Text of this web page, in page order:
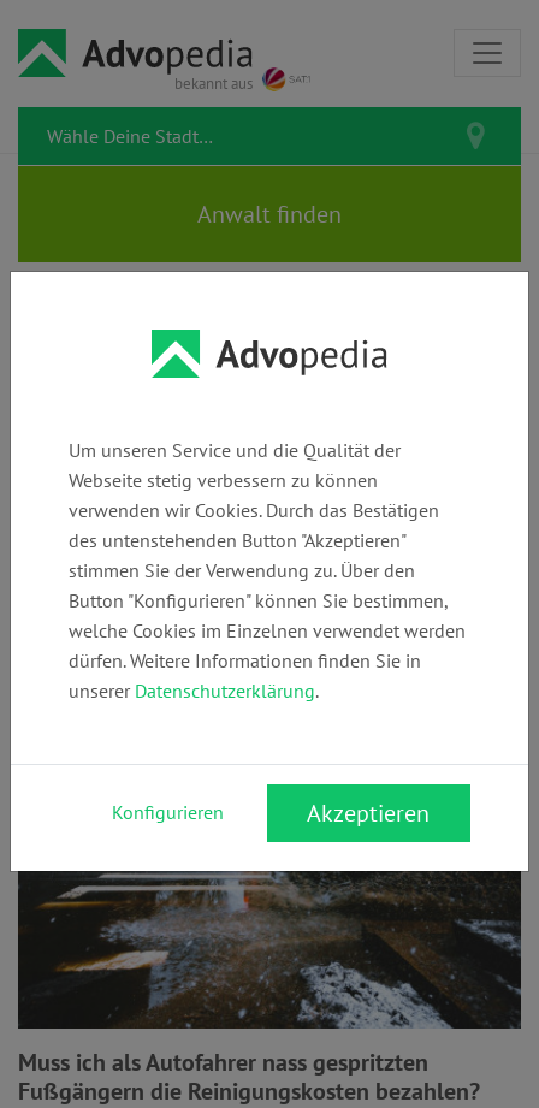
bekannt aus
Alle Artikel zur Kategorie
Hier geht es um das Bezahlen und Forderungen. Was kannst
Du tun, wenn eine Rechnung falsch ist? Wie gehst Du vor,
wenn Du Mahnungen bekommst? Und wie sicherst Du Dich
bei Online-Käufen ab? Mit diesen Infos behältst Du den
Überblick.
Reinigungskosten
Muss ich als Autofahrer nass gespritzten
Fußgängern die Reinigungskosten bezahlen?
Um unseren Service und die Qualität der
Webseite stetig verbessern zu können
verwenden wir Cookies. Durch das Bestätigen
des untenstehenden Button "Akzeptieren"
stimmen Sie der Verwendung zu. Über den
Button "Konfigurieren" können Sie bestimmen,
welche Cookies im Einzelnen verwendet werden
dürfen. Weitere Informationen finden Sie in
unserer Datenschutzerklärung.
Konfigurieren Akzeptieren